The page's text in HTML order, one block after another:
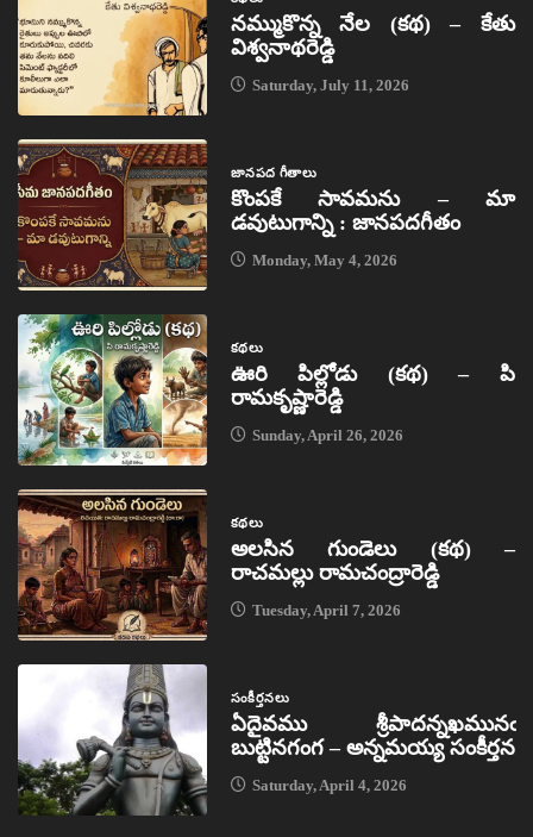
నమ్ముకొన్న నేల (కథ) – కేతు
విశ్వనాథరెడ్డి
Saturday, July 11, 2026
జానపద గీతాలు
కొంపకే సావమను – మా
డవుటుగాన్ని : జానపదగీతం
Monday, May 4, 2026
కథలు
ఊరి పిల్లోడు (కథ) – పి
రామకృష్ణారెడ్డి
Sunday, April 26, 2026
కథలు
అలసిన గుండెలు (కథ) –
రాచమల్లు రామచంద్రారెడ్డి
Tuesday, April 7, 2026
సంకీర్తనలు
ఏదైవము శ్రీపాదన్నఖమునఁ
బుట్టినగంగ – అన్నమయ్య సంకీర్తన
Saturday, April 4, 2026